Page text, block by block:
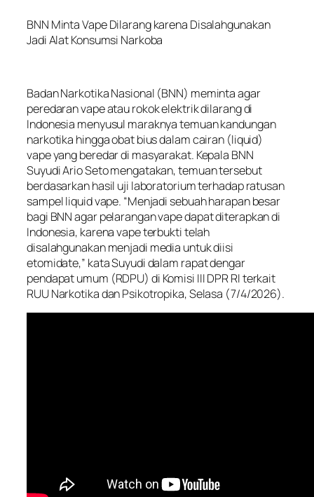
BNN Minta Vape Dilarang karena Disalahgunakan
Jadi Alat Konsumsi Narkoba
Badan Narkotika Nasional (BNN) meminta agar
peredaran vape atau rokok elektrik dilarang di
Indonesia menyusul maraknya temuan kandungan
narkotika hingga obat bius dalam cairan (liquid)
vape yang beredar di masyarakat. Kepala BNN
Suyudi Ario Seto mengatakan, temuan tersebut
berdasarkan hasil uji laboratorium terhadap ratusan
sampel liquid vape. “Menjadi sebuah harapan besar
bagi BNN agar pelarangan vape dapat diterapkan di
Indonesia, karena vape terbukti telah
disalahgunakan menjadi media untuk diisi
etomidate,” kata Suyudi dalam rapat dengar
pendapat umum (RDPU) di Komisi III DPR RI terkait
RUU Narkotika dan Psikotropika, Selasa (7/4/2026).